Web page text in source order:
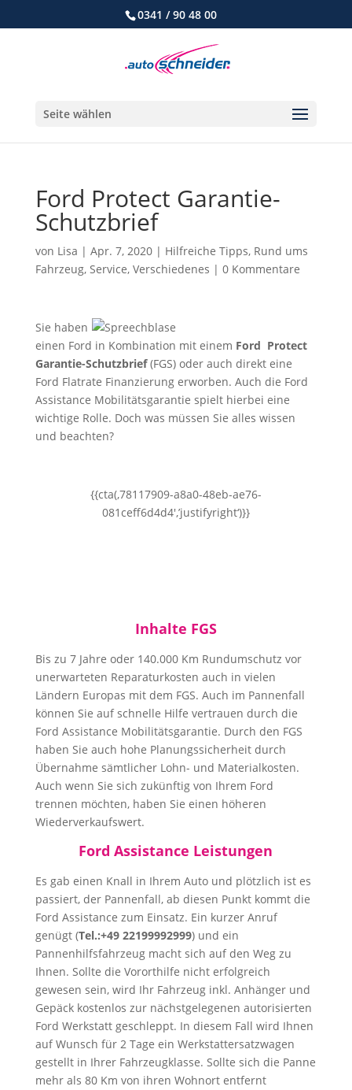
0341 / 90 48 00
Seite wählen
Ford Protect Garantie-
Schutzbrief
von Lisa | Apr. 7, 2020| Hilfreiche Tipps, Rund ums
Fahrzeug, Service, Verschiedenes | 0 Kommentare
Sie haben
einen Ford in Kombination mit einem Ford Protect
Garantie-Schutzbrief(FGS) oder auch direkt eine
Ford Flatrate Finanzierung erworben. Auch die Ford
Assistance Mobilitätsgarantie spielt hierbei eine
wichtige Rolle. Doch was müssen Sie alles wissen
und beachten?
{{cta(‚78117909-a8a0-48eb-ae76-
081ceff6d4d4′,’justifyright‘)}}
Inhalte FGS
Bis zu 7 Jahre oder 140.000 Km Rundumschutz vor
unerwarteten Reparaturkosten auch in vielen
Ländern Europas mit dem FGS. Auch im Pannenfall
können Sie auf schnelle Hilfe vertrauen durch die
Ford Assistance Mobilitätsgarantie. Durch den FGS
haben Sie auch hohe Planungssicherheit durch
Übernahme sämtlicher Lohn- und Materialkosten.
Auch wenn Sie sich zukünftig von Ihrem Ford
trennen möchten, haben Sie einen höheren
Wiederverkaufswert.
Ford Assistance Leistungen
Es gab einen Knall in Ihrem Auto und plötzlich ist es
passiert, der Pannenfall, ab diesen Punkt kommt die
Ford Assistance zum Einsatz. Ein kurzer Anruf
genügt (Tel.:+49 22199992999) und ein
Pannenhilfsfahrzeug macht sich auf den Weg zu
Ihnen. Sollte die Vororthilfe nicht erfolgreich
gewesen sein, wird Ihr Fahrzeug inkl. Anhänger und
Gepäck kostenlos zur nächstgelegenen autorisierten
Ford Werkstatt geschleppt. In diesem Fall wird Ihnen
auf Wunsch für 2 Tage ein Werkstattersatzwagen
gestellt in Ihrer Fahrzeugklasse. Sollte sich die Panne
mehr als 80 Km von ihren Wohnort entfernt